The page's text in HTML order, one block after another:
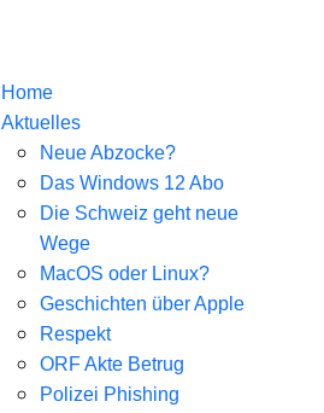
Home
Aktuelles
Neue Abzocke?
Das Windows 12 Abo
Die Schweiz geht neue
Wege
MacOS oder Linux?
Geschichten über Apple
Respekt
ORF Akte Betrug
Polizei Phishing